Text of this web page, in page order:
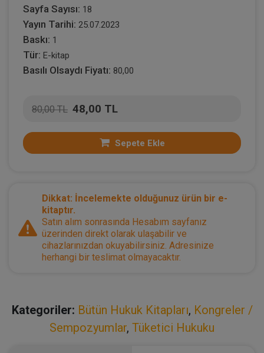
Sayfa Sayısı: 18
Yayın Tarihi: 25.07.2023
Baskı: 1
Tür: E-kitap
Basılı Olsaydı Fiyatı: 80,00
80,00 TL 48,00 TL
Sepete Ekle
Dikkat: İncelemekte olduğunuz ürün bir e-
kitaptır.
Satın alım sonrasında Hesabım sayfanız
üzerinden direkt olarak ulaşabilir ve
cihazlarınızdan okuyabilirsiniz. Adresinize
herhangi bir teslimat olmayacaktır.
Kategoriler: Bütün Hukuk Kitapları, Kongreler /
Sempozyumlar, Tüketici Hukuku